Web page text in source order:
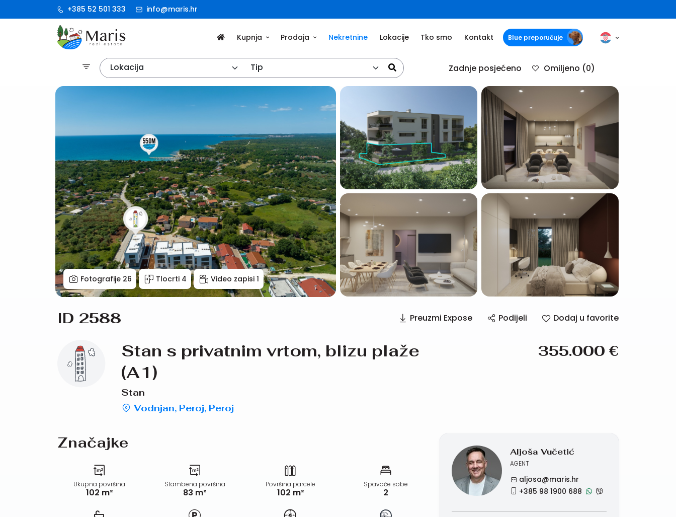
+385 52 501 333 info@maris.hr
Kupnja Prodaja Nekretnine Lokacije Tko smo Kontakt Blue preporučuje
Lokacija Tip Zadnje posjećeno Omiljeno (0)
Fotografije 26 Tlocrti 4 Video zapisi 1
ID 2588 Preuzmi Expose Podijeli Dodaj u favorite
Stan s privatnim vrtom, blizu plaže
(A1)
Stan
Vodnjan, Peroj, Peroj
355.000 €
Značajke
Ukupna površina
102 m²
Stambena površina
83 m²
Površina parcele
102 m²
Spavaće sobe
2
Aljoša Vučetić
AGENT
aljosa@maris.hr
+385 98 1900 688